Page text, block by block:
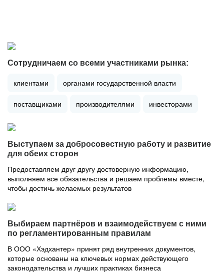
Сотрудничаем со всеми участниками рынка:
клиентами органами государственной власти
поставщиками производителями инвесторами
Выступаем за добросовестную работу и развитие
для обеих сторон
Предоставляем друг другу достоверную информацию,
выполняем все обязательства и решаем проблемы вместе,
чтобы достичь желаемых результатов
Выбираем партнёров и взаимодействуем с ними
по регламентированным правилам
В ООО «Хэдхантер» принят ряд внутренних документов,
которые основаны на ключевых нормах действующего
законодательства и лучших практиках бизнеса